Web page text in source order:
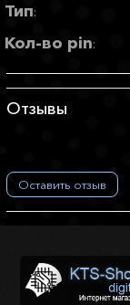
Тип:
Кол-во pin:
Отзывы
Оставить отзыв